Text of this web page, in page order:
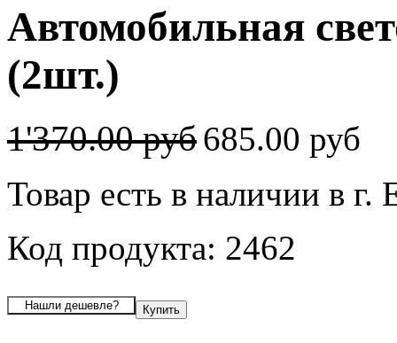
Автомобильная
(2шт.)
1'370.00 руб685.00 руб
Товар есть в наличии в г.
Код продукта: 2462